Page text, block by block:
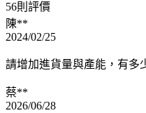
56則評價
陳**
2024/02/25
請增加進貨量與產能，有多
蔡**
2026/06/28